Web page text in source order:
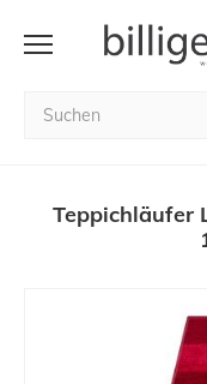
Teppichläufer